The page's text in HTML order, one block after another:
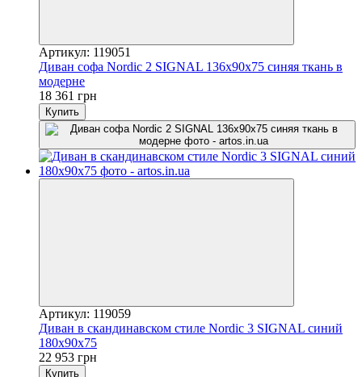
Артикул: 119051
Диван софа Nordic 2 SIGNAL 136x90x75 синяя ткань в
модерне
18 361 грн
Купить
Артикул: 119059
Диван в скандинавском стиле Nordic 3 SIGNAL синий
180х90х75
22 953 грн
Купить